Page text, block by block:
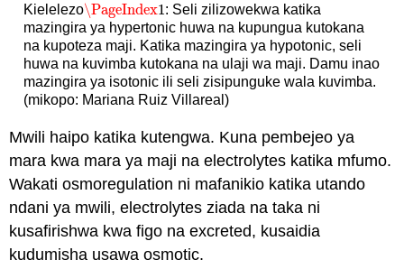
Kielelezo\PageIndex1
\PageIndex1: Seli zilizowekwa katika
mazingira ya hypertonic huwa na kupungua kutokana
na kupoteza maji. Katika mazingira ya hypotonic, seli
huwa na kuvimba kutokana na ulaji wa maji. Damu inao
mazingira ya isotonic ili seli zisipunguke wala kuvimba.
(mikopo: Mariana Ruiz Villareal)
Mwili haipo katika kutengwa. Kuna pembejeo ya
mara kwa mara ya maji na electrolytes katika mfumo.
Wakati osmoregulation ni mafanikio katika utando
ndani ya mwili, electrolytes ziada na taka ni
kusafirishwa kwa figo na excreted, kusaidia
kudumisha usawa osmotic.